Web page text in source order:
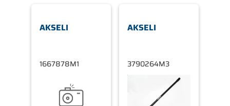
AKSELI
1667878M1
AKSELI
3790264M3